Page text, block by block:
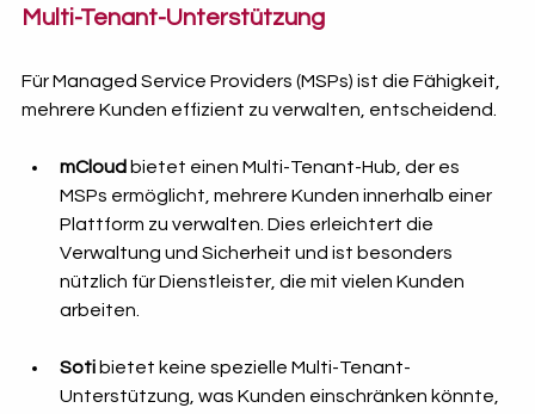
Multi-Tenant-Unterstützung
Für Managed Service Providers (MSPs) ist die Fähigkeit,
mehrere Kunden effizient zu verwalten, entscheidend.
mCloud bietet einen Multi-Tenant-Hub, der es
MSPs ermöglicht, mehrere Kunden innerhalb einer
Plattform zu verwalten. Dies erleichtert die
Verwaltung und Sicherheit und ist besonders
nützlich für Dienstleister, die mit vielen Kunden
arbeiten.
Soti bietet keine spezielle Multi-Tenant-
Unterstützung, was Kunden einschränken könnte,